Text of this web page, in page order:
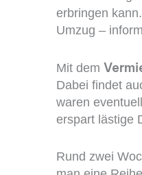
erbringen
Umzug –
Mit dem
Dabei findet
waren
erspart lästige
Rund zwei